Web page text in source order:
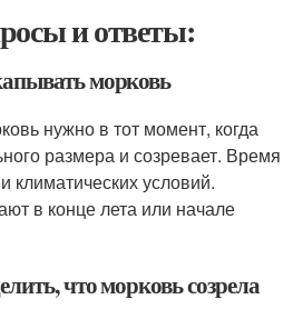
и ответы:
морковь
нужно в тот момент, когда
размера и созревает. Время
климатических условий.
в конце лета или начале
что морковь созрела